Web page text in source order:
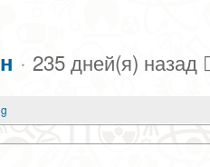
· 235 дней(я) назад